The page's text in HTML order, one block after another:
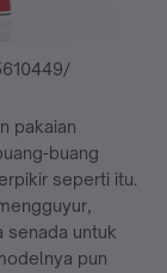
pakaian
buang
seperti itu.
senada untuk
pun